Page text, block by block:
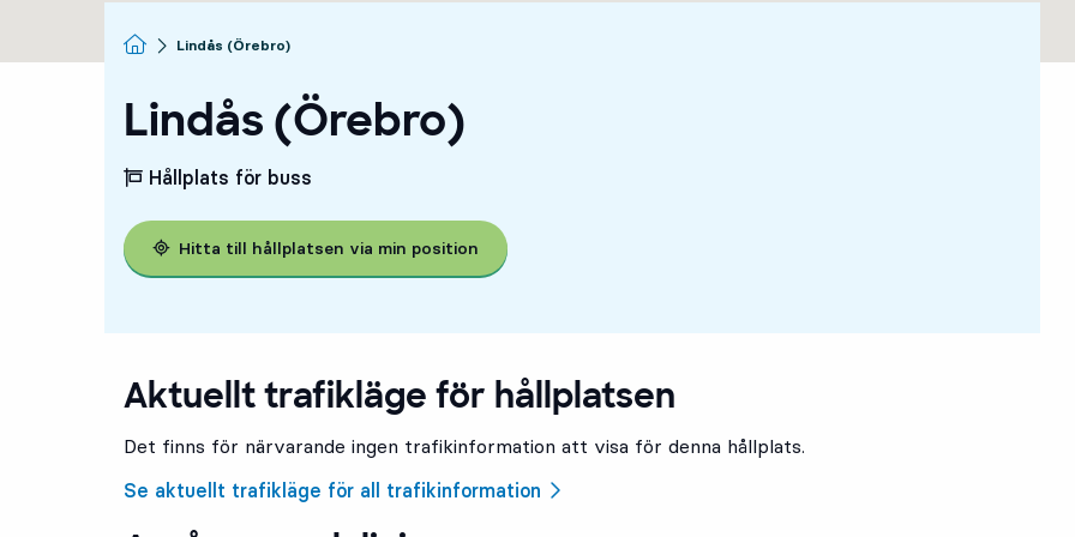
Startsida
Lindås (Örebro)
Lindås (Örebro)
Hållplats för buss
Hitta till hållplatsen via min position
Aktuellt trafikläge för hållplatsen
Det finns för närvarande ingen trafikinformation att visa för denna hållplats.
Se aktuellt trafikläge för all trafikinformation